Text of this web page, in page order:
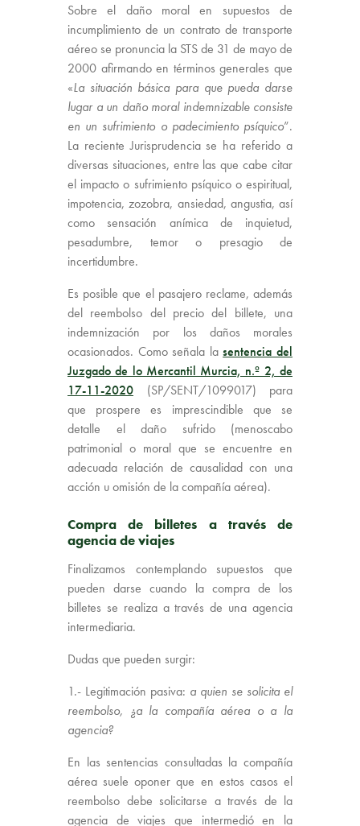
Sobre el daño moral en supuestos de
incumplimiento de un contrato de transporte
aéreo se pronuncia la STS de 31 de mayo de
2000 afirmando en términos generales que
«La situación básica para que pueda darse
lugar a un daño moral indemnizable consiste
en un sufrimiento o padecimiento psíquico”.
La reciente Jurisprudencia se ha referido a
diversas situaciones, entre las que cabe citar
el impacto o sufrimiento psíquico o espiritual,
impotencia, zozobra, ansiedad, angustia, así
como sensación anímica de inquietud,
pesadumbre, temor o presagio de
incertidumbre.
Es posible que el pasajero reclame, además
del reembolso del precio del billete, una
indemnización por los daños morales
ocasionados. Como señala lasentencia del
Juzgado de lo Mercantil Murcia, n.º 2, de
17-11-2020 (SP/SENT/1099017) para
que prospere es imprescindible que se
detalle el daño sufrido (menoscabo
patrimonial o moral que se encuentre en
adecuada relación de causalidad con una
acción u omisión de la compañía aérea).
Compra de billetes a través de
agencia de viajes
Finalizamos contemplando supuestos que
pueden darse cuando la compra de los
billetes se realiza a través de una agencia
intermediaria.
Dudas que pueden surgir:
1.- Legitimación pasiva: a quien se solicita el
reembolso, ¿a la compañía aérea o a la
agencia?
En las sentencias consultadas la compañía
aérea suele oponer que en estos casos el
reembolso debe solicitarse a través de la
agencia de viajes que intermedió en la